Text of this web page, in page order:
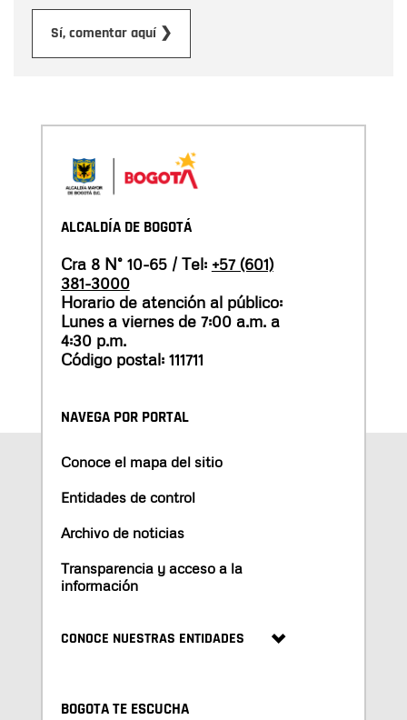
Sí, comentar aquí ❯
ALCALDÍA DE BOGOTÁ
Cra 8 N° 10-65 / Tel: +57 (601)
381-3000
Horario de atención al público:
Lunes a viernes de 7:00 a.m. a
4:30 p.m.
Código postal: 111711
NAVEGA POR PORTAL
Conoce el mapa del sitio
Entidades de control
Archivo de noticias
Transparencia y acceso a la
información
CONOCE NUESTRAS ENTIDADES
BOGOTA TE ESCUCHA